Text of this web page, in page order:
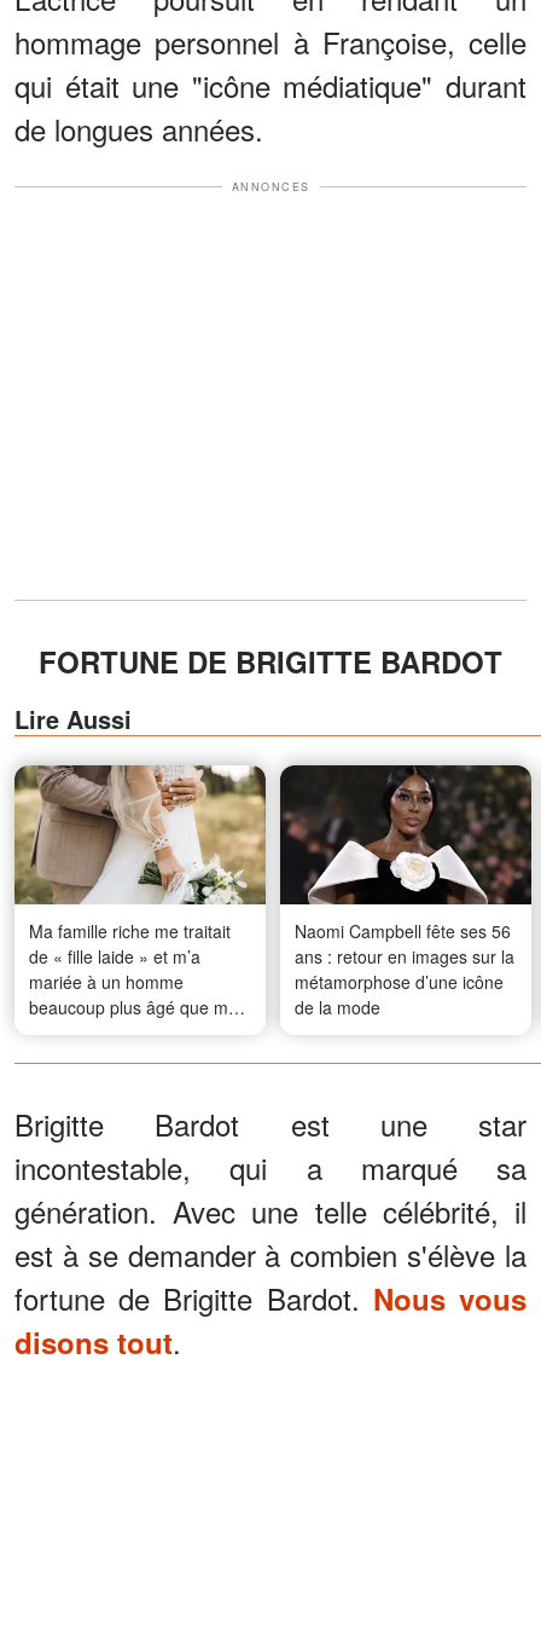
hommage personnel à Françoise, celle
qui était une "icône médiatique" durant
de longues années.
ANNONCES
FORTUNE DE BRIGITTE BARDOT
Lire Aussi
Ma famille riche me traitait
de « fille laide » et m’a
mariée à un homme
beaucoup plus âgé que moi
– Cinq ans plus tard, ils sont
restés bouche bée
Naomi Campbell fête ses 56
ans : retour en images sur la
métamorphose d’une icône
de la mode
Brigitte Bardot est une star
incontestable, qui a marqué sa
génération. Avec une telle célébrité, il
est à se demander à combien s'élève la
fortune de Brigitte Bardot. Nous vous
disons tout.